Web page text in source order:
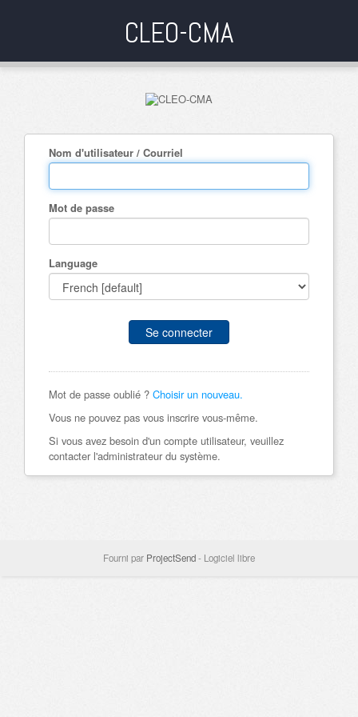
CLEO-CMA
Nom d'utilisateur / Courriel
Mot de passe
Language
Se connecter
Mot de passe oublié ? Choisir un nouveau.
Vous ne pouvez pas vous inscrire vous-même.
Si vous avez besoin d'un compte utilisateur, veuillez
contacter l'administrateur du système.
Fourni par ProjectSend- Logiciel libre